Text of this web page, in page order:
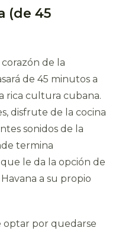
(de 45
de la
de 45 minutos a
rica cultura cubana.
disfrute de la cocina
sonidos de la
termina
le da la opción de
a su propio
optar por quedarse